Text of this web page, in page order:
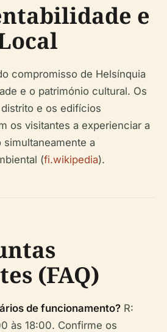
e
compromisso de Helsínquia
e o património cultural. Os
e os edifícios
os visitantes a experienciar a
simultaneamente a
(fi.wikipedia).
(FAQ)
de funcionamento? R:
às 18:00. Confirme os